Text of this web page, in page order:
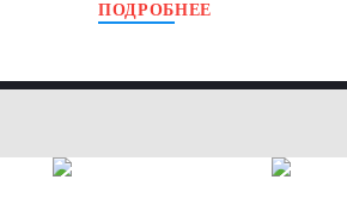
ПОДРОБНЕЕ